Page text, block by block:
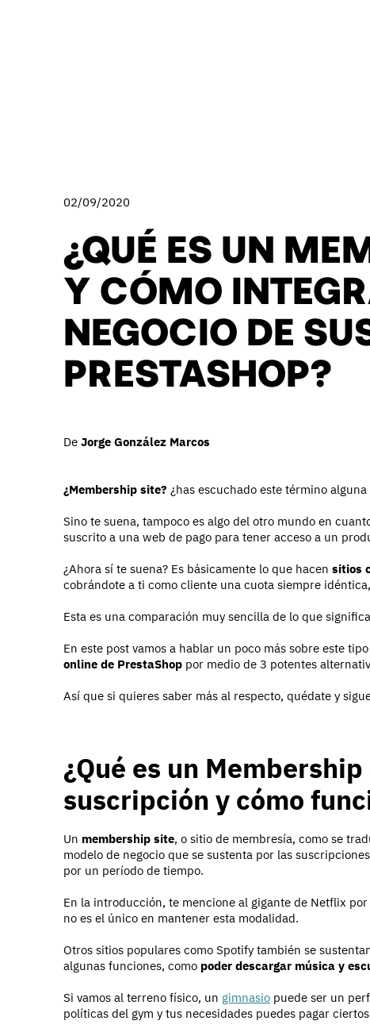
02/09/2020
¿QUÉ ES UN
Y CÓMO
NEGOCIO DE
PRESTASHOP?
De Jorge González Marcos
¿Membership site? ¿has escuchado este término alguna
Sino te suena, tampoco es algo del otro mundo en
suscrito a una web de pago para tener acceso a un
¿Ahora sí te suena? Es básicamente lo que hacen sitios
cobrándote a ti como cliente una cuota siempre
Esta es una comparación muy sencilla de lo que
En este post vamos a hablar un poco más sobre este
online de PrestaShop por medio de 3 potentes
Así que si quieres saber más al respecto, quédate y
¿Qué es un
suscripción y cómo
Un membership site, o sitio de membresía, como se
modelo de negocio que se sustenta por las
por un período de tiempo.
En la introducción, te mencione al gigante de Netflix
no es el único en mantener esta modalidad.
Otros sitios populares como Spotify también se
algunas funciones, como poder descargar música y
Si vamos al terreno físico, un gimnasio puede ser un
políticas del gym y tus necesidades puedes pagar